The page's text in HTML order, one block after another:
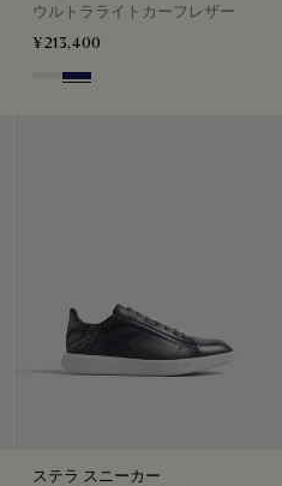
ウルトラライトカーフレザー
¥213,400
Off White
Navy Blue
ステラ スニーカー